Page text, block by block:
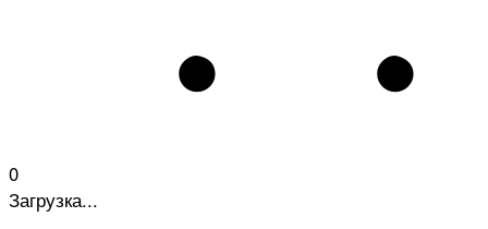
0
Загрузка...